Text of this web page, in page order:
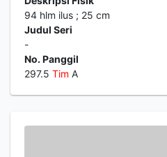
94 hlm ilus ; 25 cm
Judul Seri
-
No. Panggil
297.5 Tim A